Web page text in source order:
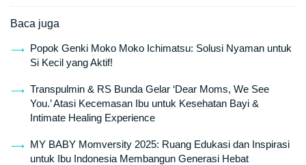
Baca juga
Popok Genki Moko Moko Ichimatsu: Solusi Nyaman untuk
Si Kecil yang Aktif!
Transpulmin & RS Bunda Gelar ‘Dear Moms, We See
You.’ Atasi Kecemasan Ibu untuk Kesehatan Bayi &
Intimate Healing Experience
MY BABY Momversity 2025: Ruang Edukasi dan Inspirasi
untuk Ibu Indonesia Membangun Generasi Hebat